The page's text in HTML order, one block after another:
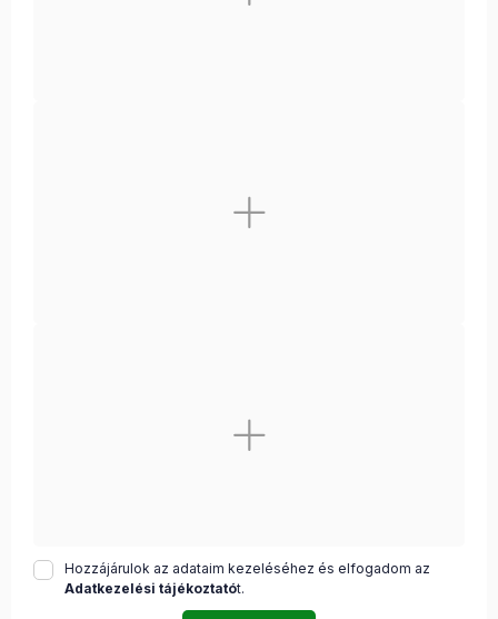
Hozzájárulok az adataim kezeléséhez és elfogadom az
Adatkezelési tájékoztatót.